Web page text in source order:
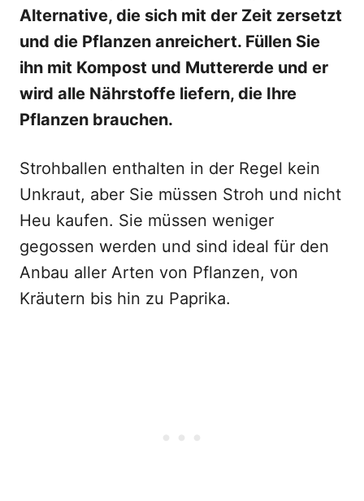
Alternative, die sich mit der Zeit zersetzt
und die Pflanzen anreichert. Füllen Sie
ihn mit Kompost und Muttererde und er
wird alle Nährstoffe liefern, die Ihre
Pflanzen brauchen.
Strohballen enthalten in der Regel kein
Unkraut, aber Sie müssen Stroh und nicht
Heu kaufen. Sie müssen weniger
gegossen werden und sind ideal für den
Anbau aller Arten von Pflanzen, von
Kräutern bis hin zu Paprika.